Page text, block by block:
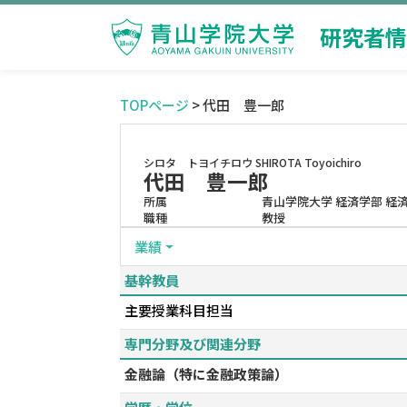
研究者
TOPページ > 代田 豊一郎
シロタ トヨイチロウ SHIROTA Toyoichiro
代田 豊一郎
所属
青山学院大学 経済学部 経
職種
教授
業績
基幹教員
主要授業科目担当
専門分野及び関連分野
金融論（特に金融政策論）